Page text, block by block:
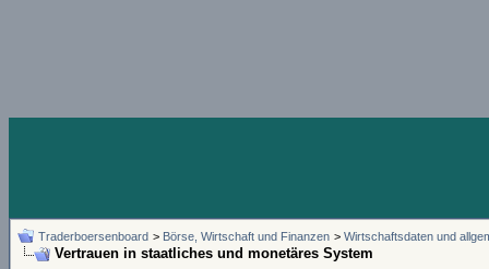
Traderboersenboard > Börse, Wirtschaft und Finanzen > Wirtschaftsdaten und
Vertrauen in staatliches und monetäres System